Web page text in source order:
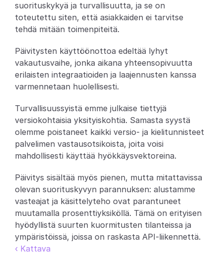
Blogi
Asiakkaat
Muutosloki
Tietoa
Varaa dem o
suorituskykyä ja turvallisuutta, ja se on
toteutettu siten, että asiakkaiden ei tarvitse
tehdä mitään toimenpiteitä.
Päivitysten käyttöönottoa edeltää lyhyt
vakautusvaihe, jonka aikana yhteensopivuutta
erilaisten integraatioiden ja laajennusten kanssa
varmennetaan huolellisesti.
Turvallisuussyistä emme julkaise tiettyjä
versiokohtaisia yksityiskohtia. Samasta syystä
olemme poistaneet kaikki versio- ja kielitunnisteet
palvelimen vastausotsikoista, joita voisi
mahdollisesti käyttää hyökkäysvektoreina.
Päivitys sisältää myös pienen, mutta mitattavissa
olevan suorituskyvyn parannuksen: alustamme
vasteajat ja käsittelyteho ovat parantuneet
muutamalla prosenttiyksiköllä. Tämä on erityisen
hyödyllistä suurten kuormitusten tilanteissa ja
ympäristöissä, joissa on raskasta API-liikennettä.
‹ Kattava